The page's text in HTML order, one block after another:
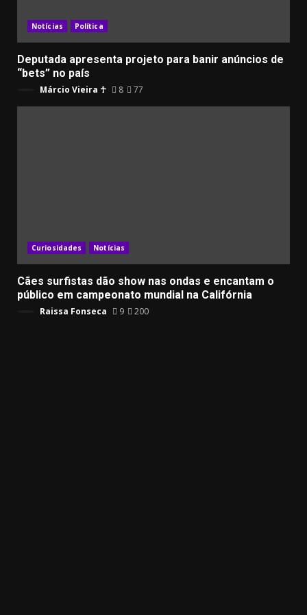
Notícias Política
Deputada apresenta projeto para banir anúncios de
“bets” no país
Márcio Vieira ☥ 8 77
Curiosidades Notícias
Cães surfistas dão show nas ondas e encantam o
público em campeonato mundial na Califórnia
Raissa Fonseca 9 200